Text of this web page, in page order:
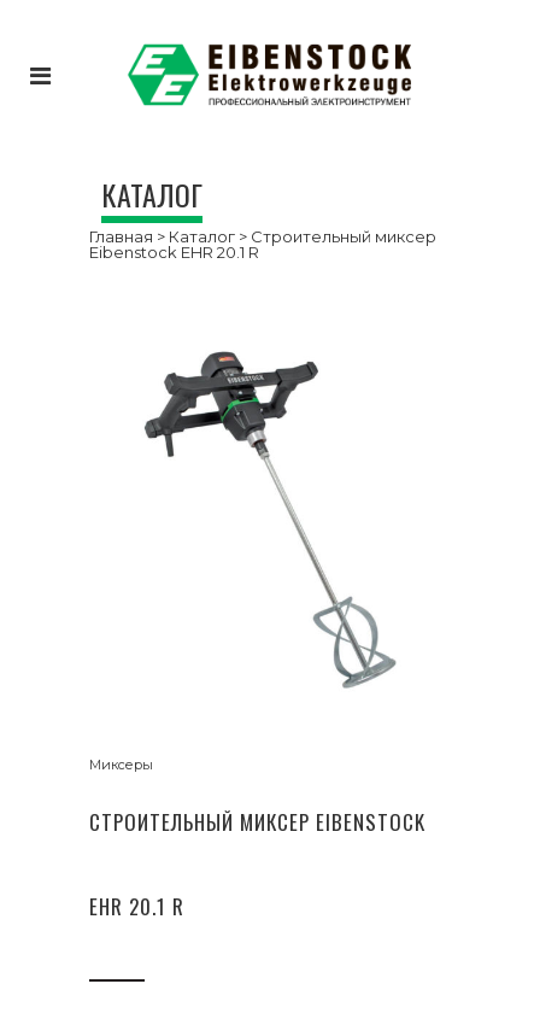
КАТАЛОГ
Главная > Каталог > Строительный миксер
Eibenstock EHR 20.1 R
Миксеры
СТРОИТЕЛЬНЫЙ МИКСЕР EIBENSTOCK
EHR 20.1 R